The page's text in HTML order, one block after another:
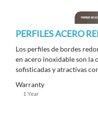
PERFILES ACERO
Los perfiles de bordes
en acero inoxidable son la
sofisticadas y atractivas
Warranty
1 Year